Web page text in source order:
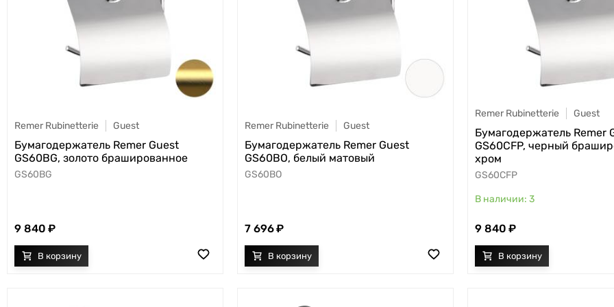
Remer Rubinetterie Guest
Бумагодержатель Remer Guest
GS60BG, золото брашированное
GS60BG
9 840
Remer Rubinetterie Guest
Бумагодержатель Remer Guest
GS60BO, белый матовый
GS60BO
7 696
Remer Rubinetterie Guest
Бумагодержатель Remer
GS60CFP, черный
хром
GS60CFP
3
9 840